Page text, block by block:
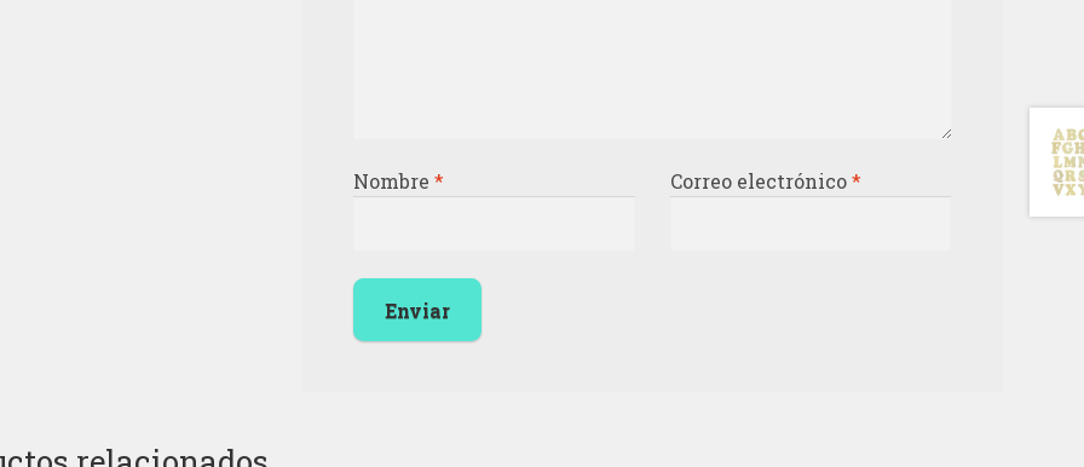
Nombre* Correo electrónico*